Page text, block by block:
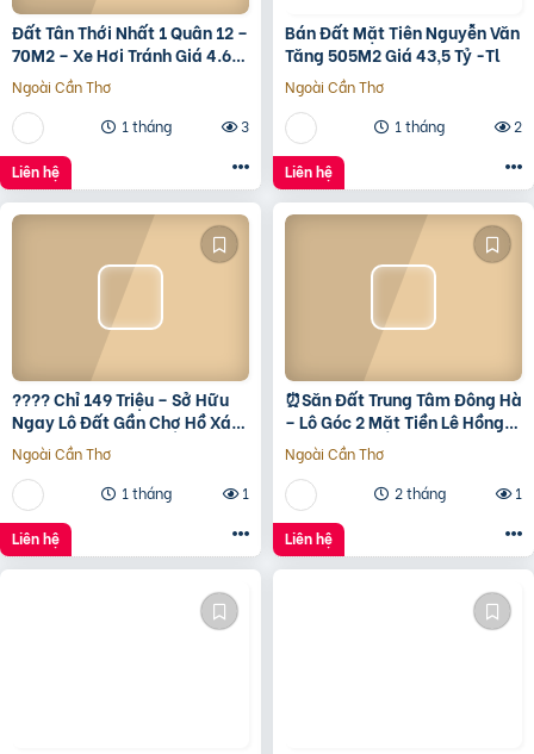
Đất Tân Thới Nhất 1 Quân 12 –
70M2 – Xe Hơi Tránh Giá 4.6
Tỷ – Shr
Ngoài Cần Thơ
1 tháng
3
Liên hệ
Bán Đất Mặt Tiên Nguyễn Văn
Tăng 505M2 Giá 43,5 Tỷ -Tl
Ngoài Cần Thơ
1 tháng
2
Liên hệ
???? Chỉ 149 Triệu – Sở Hữu
Ngay Lô Đất Gần Chợ Hồ Xá,
Cơ Hội Đầu Tư Giá Rẻ Hiếm
Có! ???? Vị trí:
Ngoài Cần Thơ
1 tháng
1
Liên hệ
⏰️Săn Đất Trung Tâm Đông Hà
– Lô Góc 2 Mặt Tiền Lê Hồng
Phong, Giá Chỉ 1 Tỷ 5Xx ????
Ngoài Cần Thơ
2 tháng
1
Liên hệ